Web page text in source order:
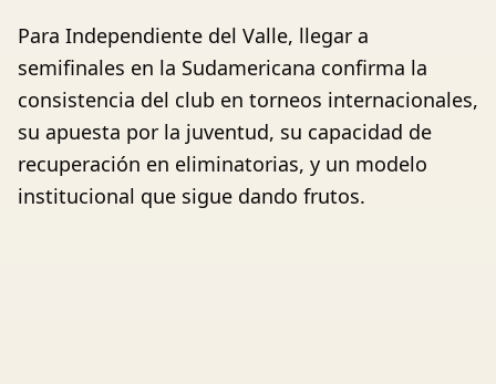
Para Independiente del Valle, llegar a
semifinales en la Sudamericana confirma la
consistencia del club en torneos internacionales,
su apuesta por la juventud, su capacidad de
recuperación en eliminatorias, y un modelo
institucional que sigue dando frutos.